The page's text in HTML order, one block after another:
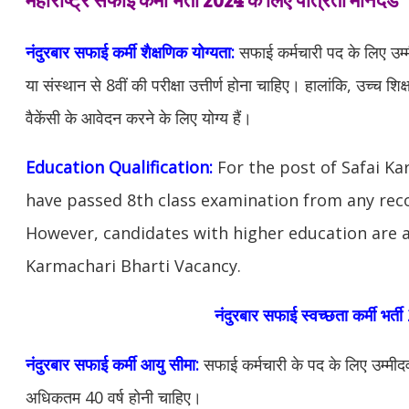
नंदुरबार सफाई कर्मीशैक्षणिक योग्यता:सफाई कर्मचारी पद के लिए
या संस्थान से 8वीं की परीक्षा उत्तीर्ण होना चाहिए। हालांकि, उच्च
वैकेंसी के आवेदन करने के लिए योग्य हैं।
Education Qualification: For the post of Safai
have passed 8th class examination from any
However, candidates with higher education are
Karmachari Bharti Vacancy.
नंदुरबार सफाई स्वच्छता कर्मी
नंदुरबार सफाई कर्मी आयु सीमा:सफाई कर्मचारी के पद के लिए
अधिकतम 40 वर्ष होनी चाहिए।